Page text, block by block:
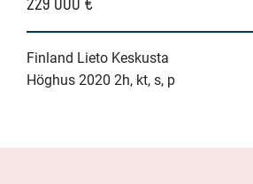
Finland Lieto Keskusta
Höghus 2020 2h, kt, s, p